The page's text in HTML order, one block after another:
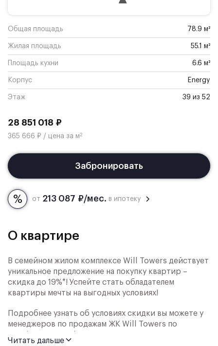
Общая площадь 78.9 м²
Жилая площадь 55.1 м²
Площадь кухни 6.6 м²
Корпус Energy
Этаж 39 из 52
28 851 018 ₽
365 666 ₽ / цена за м2
Забронировать
от 213 087 ₽/мес. в ипотеку
О квартире
В семейном жилом комплексе Will Towers действует
уникальное предложение на покупку квартир –
скидка до 19%*! Успейте стать обладателем
квартиры мечты на выгодных условиях!
Подробнее узнать об условиях скидки вы можете у
менеджеров по продажам ЖК Will Towers по
Читать дальше